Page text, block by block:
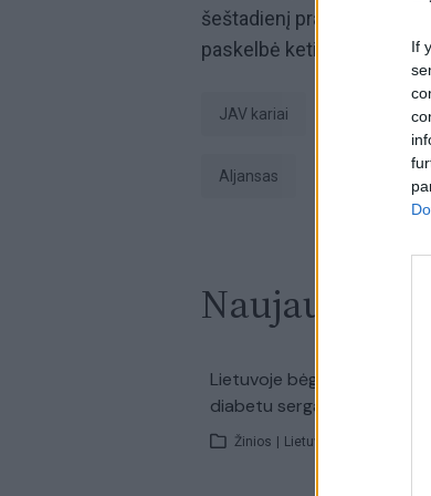
If
šeštadienį pranešė
paskelbė ketinantis iš
JAV kariai Europos
aljansas
Naujausi
Lietuvoje bėgęs prancūzas:
diabetu sergančiųjų teises
Žinios | Lietuvos diena